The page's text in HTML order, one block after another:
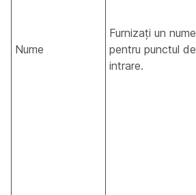
Nume
Furnizați un nume
pentru punctul de
intrare.